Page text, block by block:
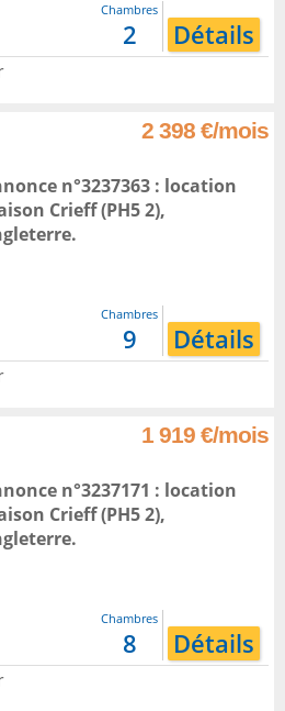
Chambres
2 Détails
2 398 €/mois
n°3237363 : location
Crieff(PH5 2),
.
Chambres
9 Détails
1 919 €/mois
n°3237171 : location
Crieff(PH5 2),
.
Chambres
8 Détails